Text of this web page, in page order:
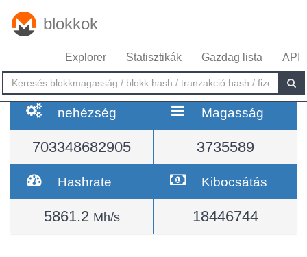
blokkok
Explorer Statisztikák Gazdag lista API
nehézség
703348682905
Magasság
3735589
Hashrate
5861.2 Mh/s
Kibocsátás
18446744